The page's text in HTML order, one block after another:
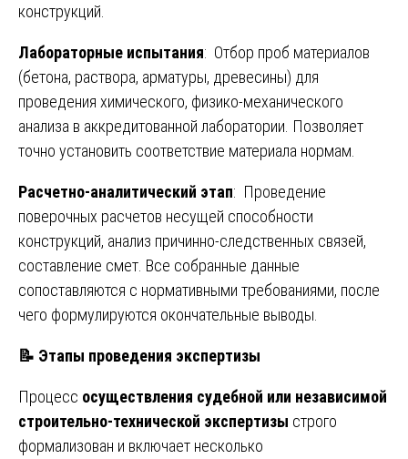
конструкций.
Лабораторные испытания: Отбор проб материалов
(бетона, раствора, арматуры, древесины) для
проведения химического, физико-механического
анализа в аккредитованной лаборатории. Позволяет
точно установить соответствие материала нормам.
Расчетно-аналитический этап: Проведение
поверочных расчетов несущей способности
конструкций, анализ причинно-следственных связей,
составление смет. Все собранные данные
сопоставляются с нормативными требованиями, после
чего формулируются окончательные выводы.
📝 Этапы проведения экспертизы
Процесс осуществления судебной или независимой
строительно-технической экспертизы строго
формализован и включает несколько